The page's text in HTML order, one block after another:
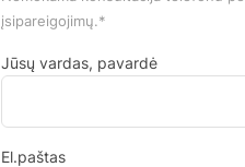
įsipareigojimų.*
Jūsų vardas, pavardė
El.paštas